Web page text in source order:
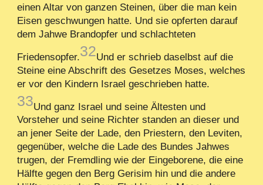
einen Altar von ganzen Steinen, über die man kein
Eisen geschwungen hatte. Und sie opferten darauf
dem Jahwe Brandopfer und schlachteten
Friedensopfer.32Und er schrieb daselbst auf die
Steine eine Abschrift des Gesetzes Moses, welches
er vor den Kindern Israel geschrieben hatte.
33Und ganz Israel und seine Ältesten und
Vorsteher und seine Richter standen an dieser und
an jener Seite der Lade, den Priestern, den Leviten,
gegenüber, welche die Lade des Bundes Jahwes
trugen, der Fremdling wie der Eingeborene, die eine
Hälfte gegen den Berg Gerisim hin und die andere